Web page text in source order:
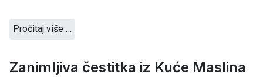
Pročitaj više …
Zanimljiva čestitka iz Kuće Maslina